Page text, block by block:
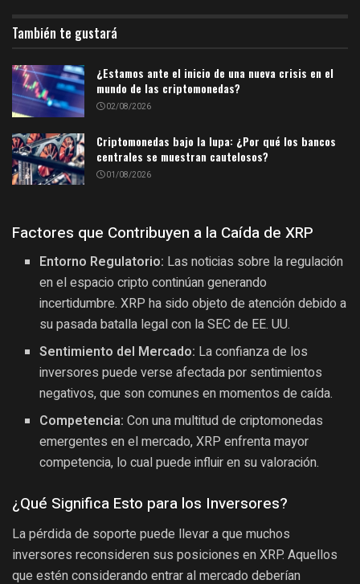
También te gustará
¿Estamos ante el inicio de una nueva crisis en el
mundo de las criptomonedas?
02/08/2026
Criptomonedas bajo la lupa: ¿Por qué los bancos
centrales se muestran cautelosos?
01/08/2026
Factores que Contribuyen a la Caída de XRP
Entorno Regulatorio: Las noticias sobre la regulación
en el espacio cripto continúan generando
incertidumbre. XRP ha sido objeto de atención debido a
su pasada batalla legal con la SEC de EE. UU.
Sentimiento del Mercado: La confianza de los
inversores puede verse afectada por sentimientos
negativos, que son comunes en momentos de caída.
Competencia: Con una multitud de criptomonedas
emergentes en el mercado, XRP enfrenta mayor
competencia, lo cual puede influir en su valoración.
¿Qué Significa Esto para los Inversores?
La pérdida de soporte puede llevar a que muchos
inversores reconsideren sus posiciones en XRP. Aquellos
que estén considerando entrar al mercado deberían